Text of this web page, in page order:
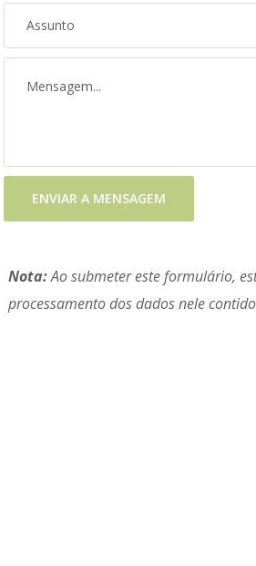
ENVIAR A MENSAGEM
Nota:Ao submeter este formulário,
processamento dos dados nele